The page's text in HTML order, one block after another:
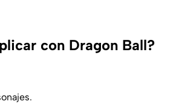
con Dragon Ball?